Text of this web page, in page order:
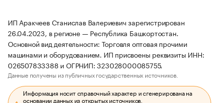
ИП Аракчеев Станислав Валериевич зарегистрирован
26.04.2023, в регионе — Республика Башкортостан.
Основной вид деятельности: Торговля оптовая прочими
машинами и оборудованием. ИП присвоены реквизиты ИНН:
026507833388 и ОГРНИП: 323028000085755.
Данные получены из публичных государственных источников.
Информация носит справочный характер и сгенерирована на
основании данных из открытых источников.